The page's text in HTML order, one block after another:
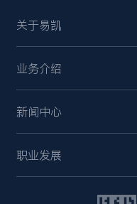
关于易凯
业务介绍
新闻中心
职业发展